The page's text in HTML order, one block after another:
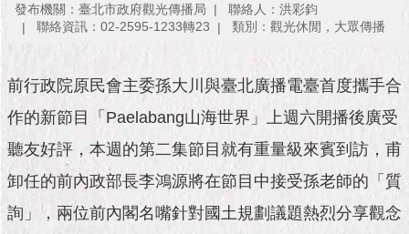
府
團
隊
政
公
告
施
政
發布機關：臺北市政府觀光傳播局
聯絡人：洪彩鈞
聯絡資訊：02-2595-1233轉23
類別：觀光休閒，大眾傳播
前行政院原民會主委孫大川與臺北廣播電臺首度攜手合
作的新節目「Paelabang山海世界」上週六開播後廣受
聽友好評，本週的第二集節目就有重量級來賓到訪，甫
卸任的前內政部長李鴻源將在節目中接受孫老師的「質
詢」，兩位前內閣名嘴針對國土規劃議題熱烈分享觀念